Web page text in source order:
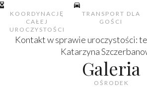
KOORDYNACJĘ
CAŁEJ
UROCZYSTOŚCI
TRANSPORT DLA
GOŚCI
Kontakt w sprawie uroczystości:
Katarzyna
Galeria
OŚRODEK